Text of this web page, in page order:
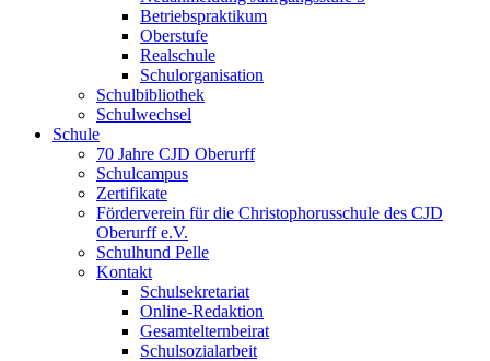
Betriebspraktikum
Oberstufe
Realschule
Schulorganisation
Schulbibliothek
Schulwechsel
Schule
70 Jahre CJD Oberurff
Schulcampus
Zertifikate
Förderverein für die Christophorusschule des CJD
Oberurff e.V.
Schulhund Pelle
Kontakt
Schulsekretariat
Online-Redaktion
Gesamtelternbeirat
Schulsozialarbeit